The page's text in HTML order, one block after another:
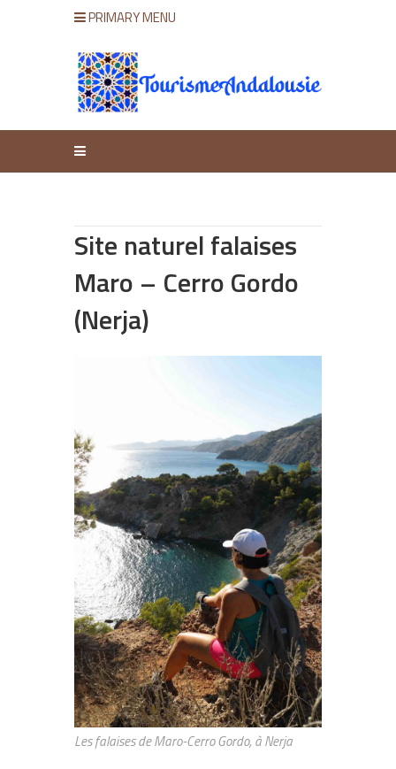
PRIMARY MENU
Site naturel falaises
Maro – Cerro Gordo
(Nerja)
Les falaises de Maro-Cerro Gordo, à Nerja